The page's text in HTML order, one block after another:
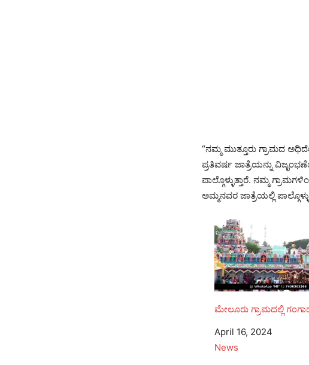
“ನಮ್ಮ ಮುತ್ತೂರು ಗ್ರಾಮದ
ಪ್ರತಿವರ್ಷ ಜಾತ್ರೆಯನ್ನು
ಪಾಲ್ಗೊಳ್ಳುತ್ತಾರೆ. ನಮ್ಮ
ಅಮ್ಮನವರ ಜಾತ್ರೆಯಲ್ಲಿ
ಮೇಲೂರು ಗ್ರಾಮದಲ್ಲಿ
Date
April 16, 2024
In relation to
News